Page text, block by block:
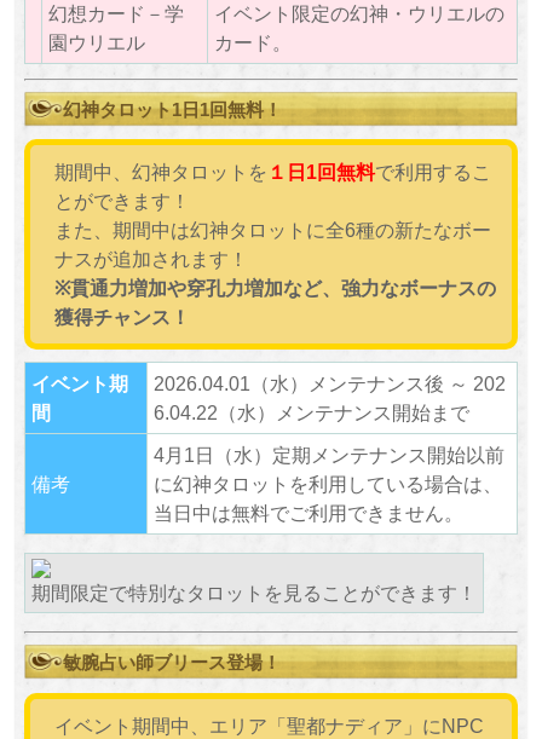
幻想カード－学
園ウリエル
イベント限定の幻神・ウリエルの
カード。
幻神タロット1日1回無料！
期間中、幻神タロットを １日1回無料で利用するこ
とができます！
また、期間中は幻神タロットに全6種の新たなボー
ナスが追加されます！
※貫通力増加や穿孔力増加など、強力なボーナスの
獲得チャンス！
イベント期
間
2026.04.01（水）メンテナンス後 ～ 202
6.04.22（水）メンテナンス開始まで
備考
4月1日（水）定期メンテナンス開始以前
に幻神タロットを利用している場合は、
当日中は無料でご利用できません。
期間限定で特別なタロットを見ることができます！
敏腕占い師ブリース登場！
イベント期間中、エリア「聖都ナディア」にNPC